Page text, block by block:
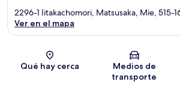
Sección del
2296-1 Iitakachomori, Matsusaka, Mie, 515-
Ver en el mapa
Qué hay cerca
Medios de
transporte